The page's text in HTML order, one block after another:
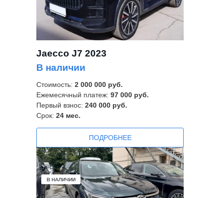
Стоимость: 2 000 000 руб.
Ежемесячный платеж: 97 000 руб.
Первый взнос: 240 000 руб.
Срок: 24 мес.
ПОДРОБНЕЕ
Jaecco J7 2023
В наличии
В НАЛИЧИИ